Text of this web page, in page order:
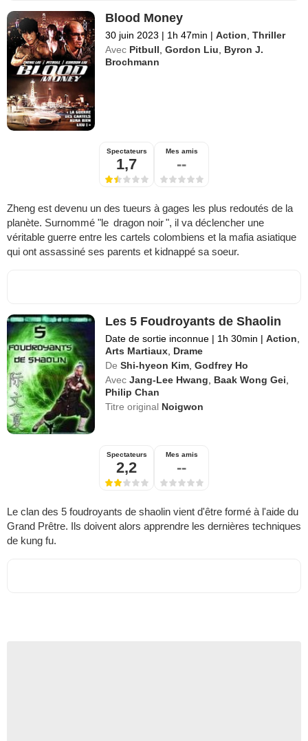
Blood Money
30 juin 2023 | 1h 47min | Action ,Thriller
Avec Pitbull ,Gordon Liu
Byron J.
Brochmann
Spectateurs
1,7
Mes amis
--
Zheng est devenu un des tueurs à gages les plus redoutés de la
planète. Surnommé "le dragon noir ", il va déclencher une
véritable guerre entre les cartels colombiens et la mafia asiatique
qui ont assassiné ses parents et kidnappé sa soeur.
Les 5 Foudroyants de Shaolin
Date de sortie inconnue | 1h 30min | Action
Arts Martiaux Drame
De Shi-hyeon Kim ,Godfrey Ho
Avec Jang-Lee Hwang Baak Wong Gei
Philip Chan
Titre original Noigwon
Spectateurs
2,2
Mes amis
--
Le clan des 5 foudroyants de shaolin vient d'être formé à l'aide du
Grand Prêtre. Ils doivent alors apprendre les dernières techniques
de kung fu.